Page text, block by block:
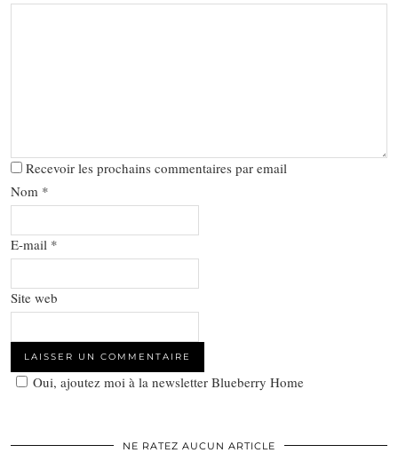
Recevoir les prochains commentaires par email
Nom *
E-mail *
Site web
Oui, ajoutez moi à la newsletter Blueberry Home
NE RATEZ AUCUN ARTICLE